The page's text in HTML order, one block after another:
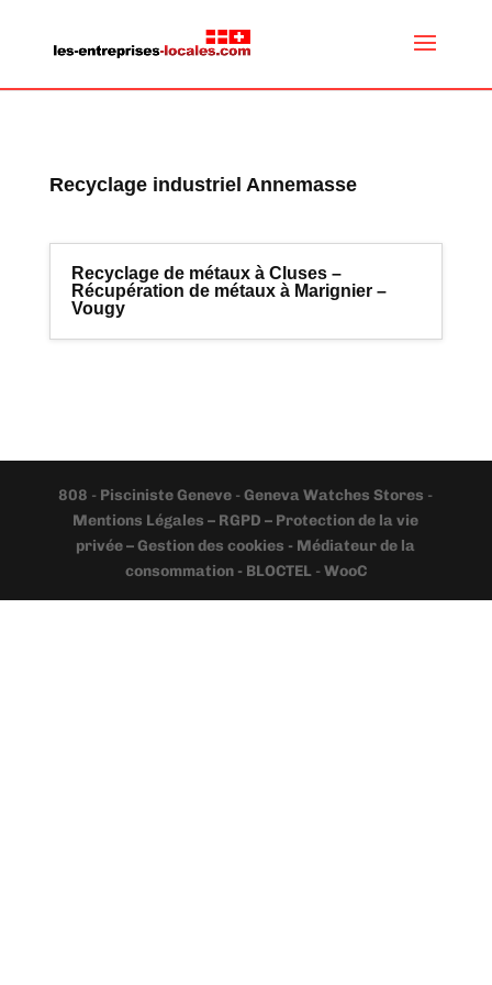
Recyclage industriel Annemasse
Recyclage de métaux à Cluses –
Récupération de métaux à Marignier –
Vougy
808 - Pisciniste Geneve -Geneva Watches Stores -
Mentions Légales – RGPD – Protection de la vie
privée – Gestion des cookies - Médiateur de la
consommation - BLOCTEL -WooC